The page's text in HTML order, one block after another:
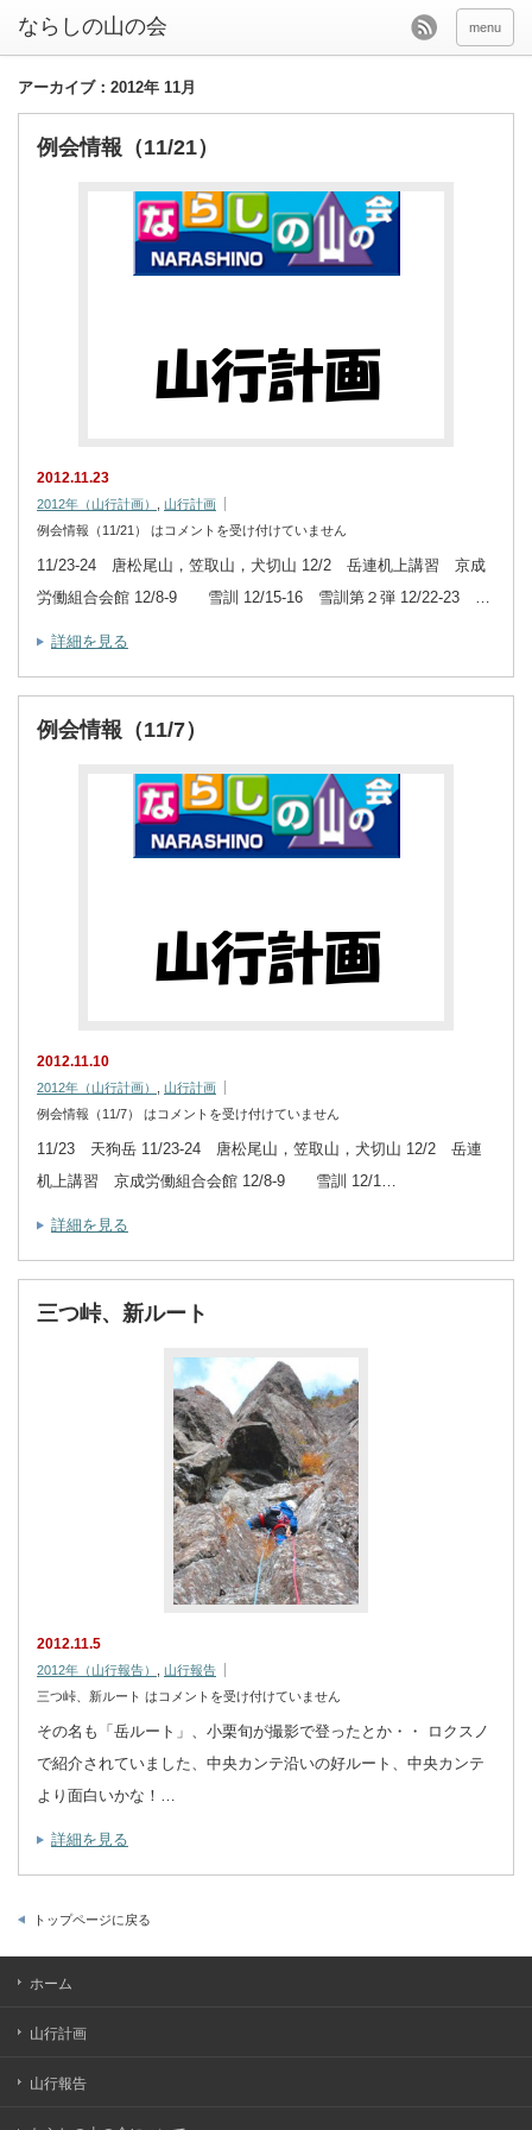
menu
アーカイブ：2012年 11月
例会情報（11/21）
2012.11.23
2012年（山行計画） , 山行計画
例会情報（11/21） はコメントを受け付けていません
11/23-24 唐松尾山，笠取山，犬切山 12/2 岳連机上講習 京成
労働組合会館 12/8-9 雪訓 12/15-16 雪訓第２弾 12/22-23 …
詳細を見る
例会情報（11/7）
2012.11.10
2012年（山行計画）
山行計画
例会情報（11/7） は コメントを受け付けていません
11/23 天狗岳 11/23-24 唐松尾山，笠取山，犬切山 12/2 岳連
机上講習 京成労働組合会館 12/8-9 雪訓 12/1…
詳細を見る
三つ峠、新ルート
2012.11.5
2012年（山行報告）
山行報告
三つ峠、新ルート は コメントを受け付けていません
その名も「岳ルート」、小栗旬が撮影で登ったとか・・ ロクスノ
で紹介されていました、中央カンテ沿いの好ルート、中央カンテ
より面白いかな！…
詳細を見る
トップページに戻る
ホーム
山行計画
山行報告